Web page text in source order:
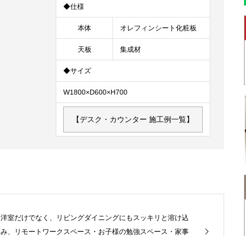
◆仕様
本体 オレフィンシート化粧板
天板 集成材
◆サイズ
W1800×D600×H700
【デスク・カウンター 施工例一覧】
洋室だけでなく、リビングダイニングにもスッキリと溶け込
み、リモートワークスペース・お子様の勉強スペース・家事